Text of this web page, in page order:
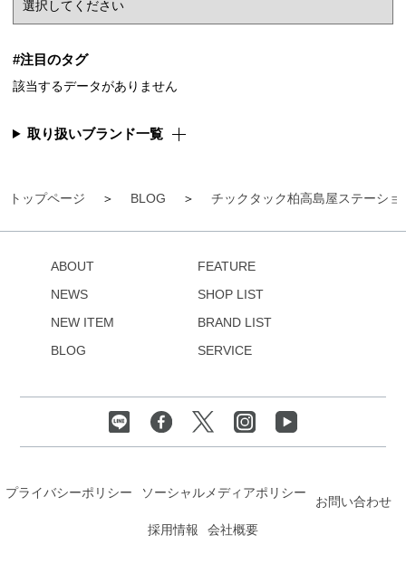
トップページ BLOG チックタック柏高島屋ステーショ
#注目のタグ
該当するデータがありません
取り扱いブランド一覧
ABOUT
NEWS
NEW ITEM
BLOG
FEATURE
SHOP LIST
BRAND LIST
SERVICE
プライバシーポリシー ソーシャルメディアポリシー
お問い合わせ
採用情報
会社概要